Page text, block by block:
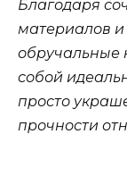
Благодаря
материалов и
обручальные
собой
просто
прочности